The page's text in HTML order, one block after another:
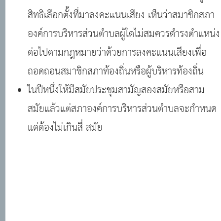
สิทธิเลือกตั้งที่มาลงคะแนนเสียง เห็นว่าสมาชิกสภา
องค์การบริหารส่วนตำบลผู้ใดไม่สมควรดำรงตำแหน่ง
ต่อไปตามกฎหมายว่าด้วยการลงคะแนนเสียงเพื่อ
ถอดถอนสมาชิกสภาท้องถิ่นหรือผู้บริหารท้องถิ่น
ในปีหนึ่งให้มีสมัยประชุมสามัญสองสมัยหรือสาม
สมัยแล้วแต่สภาองค์การบริหารส่วนตำบลจะกำหนด
แต่ต้องไม่เกินสี่ สมัย